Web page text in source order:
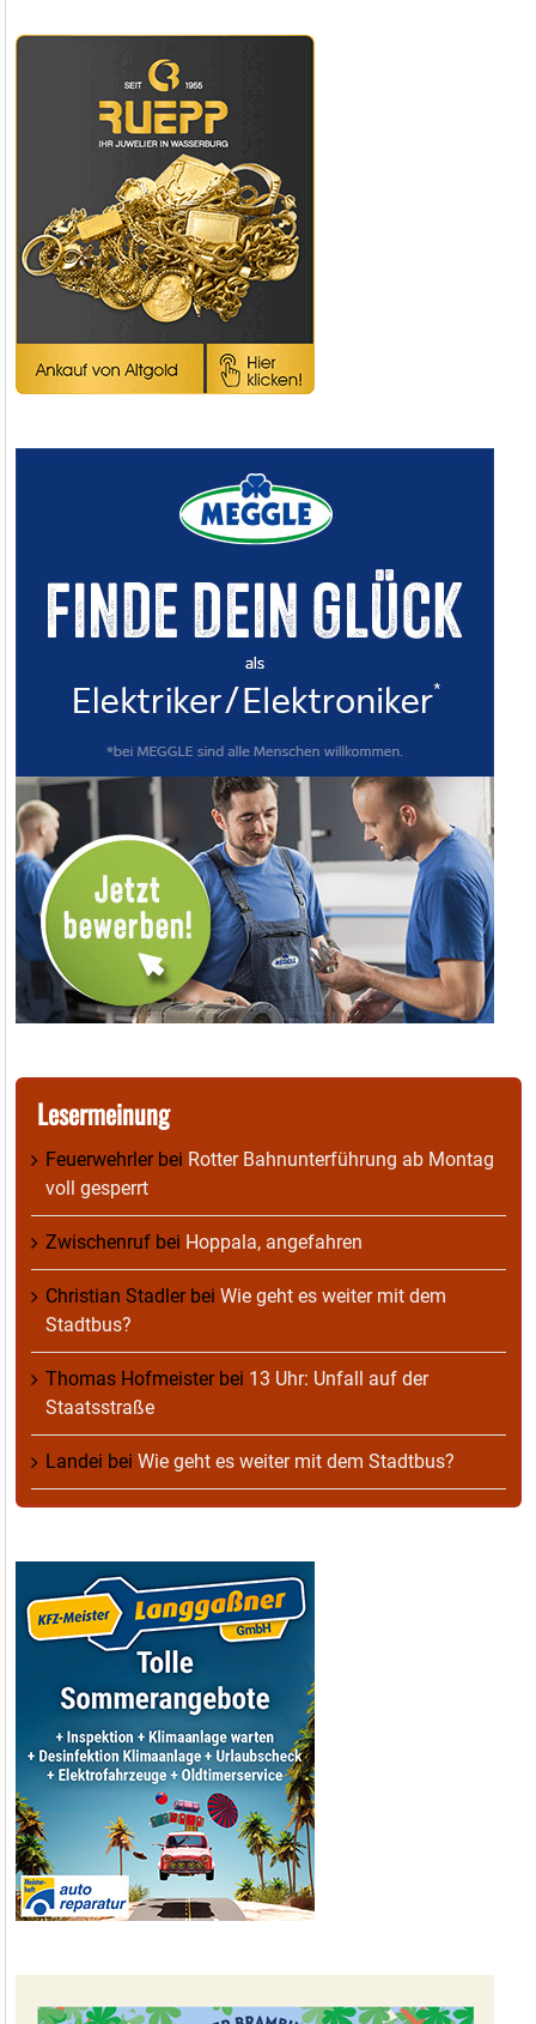
Lesermeinung
Feuerwehrlerbei Rotter Bahnunterführung ab Montag
voll gesperrt
Zwischenruf bei Hoppala, angefahren
Christian Stadlerbei Wie geht es weiter mit dem
Stadtbus?
Thomas Hofmeisterbei 13 Uhr: Unfall auf der
Staatsstraße
Landei bei Wie geht es weiter mit dem Stadtbus?